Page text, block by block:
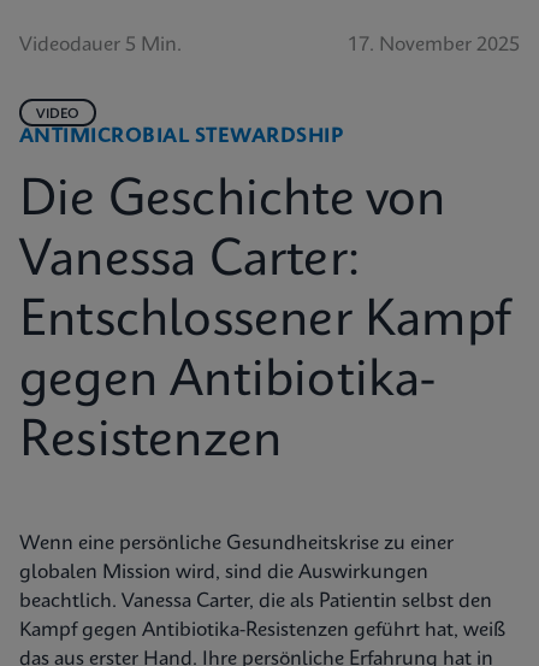
Videodauer 5 Min. 17. November 2025
ANTIMICROBIAL STEWARDSHIP
VIDEO
Die Geschichte von
Vanessa Carter:
Entschlossener Kampf
gegen Antibiotika-
Resistenzen
Wenn eine persönliche Gesundheitskrise zu einer
globalen Mission wird, sind die Auswirkungen
beachtlich. Vanessa Carter, die als Patientin selbst den
Kampf gegen Antibiotika-Resistenzen geführt hat, weiß
das aus erster Hand. Ihre persönliche Erfahrung hat in